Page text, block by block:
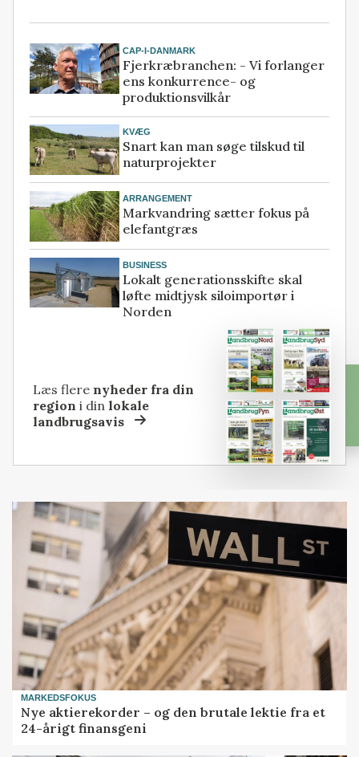
CAP-I-DANMARK
Fjerkræbranchen: - Vi forlanger
ens konkurrence- og
produktionsvilkår
KVÆG
Snart kan man søge tilskud til
naturprojekter
ARRANGEMENT
Markvandring sætter fokus på
elefantgræs
BUSINESS
Lokalt generationsskifte skal
løfte midtjysk siloimportør i
Norden
Læs flere nyheder fra din
region i dinlokale
landbrugsavis
MARKEDSFOKUS
Nye aktierekorder – og den brutale lektie fra et
24-årigt finansgeni